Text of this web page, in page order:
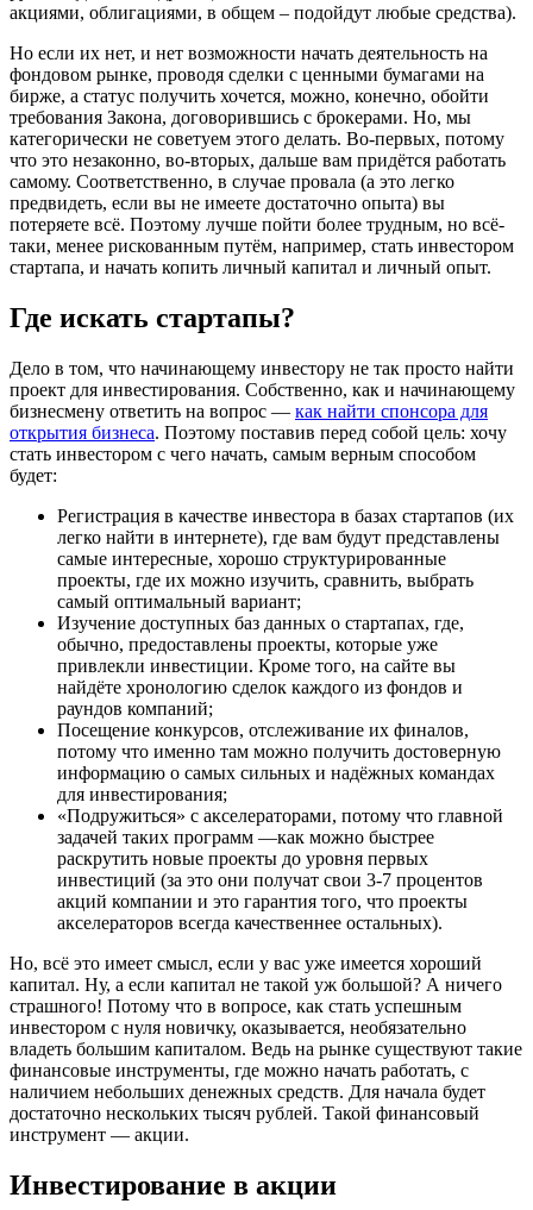
акциями, облигациями, в общем – подойдут любые средства).
Но если их нет, и нет возможности начать деятельность на
фондовом рынке, проводя сделки с ценными бумагами на
бирже, а статус получить хочется, можно, конечно, обойти
требования Закона, договорившись с брокерами. Но, мы
категорически не советуем этого делать. Во-первых, потому
что это незаконно, во-вторых, дальше вам придётся работать
самому. Соответственно, в случае провала (а это легко
предвидеть, если вы не имеете достаточно опыта) вы
потеряете всё. Поэтому лучше пойти более трудным, но всё-
таки, менее рискованным путём, например, стать инвестором
стартапа, и начать копить личный капитал и личный опыт.
Где искать стартапы?
Дело в том, что начинающему инвестору не так просто найти
проект для инвестирования. Собственно, как и начинающему
бизнесмену ответить на вопрос — как найти спонсора для
открытия бизнеса. Поэтому поставив перед собой цель: хочу
стать инвестором с чего начать, самым верным способом
будет:
Регистрация в качестве инвестора в базах стартапов (их
легко найти в интернете), где вам будут представлены
самые интересные, хорошо структурированные
проекты, где их можно изучить, сравнить, выбрать
самый оптимальный вариант;
Изучение доступных баз данных о стартапах, где,
обычно, предоставлены проекты, которые уже
привлекли инвестиции. Кроме того, на сайте вы
найдёте хронологию сделок каждого из фондов и
раундов компаний;
Посещение конкурсов, отслеживание их финалов,
потому что именно там можно получить достоверную
информацию о самых сильных и надёжных командах
для инвестирования;
«Подружиться» с акселераторами, потому что главной
задачей таких программ —как можно быстрее
раскрутить новые проекты до уровня первых
инвестиций (за это они получат свои 3-7 процентов
акций компании и это гарантия того, что проекты
акселераторов всегда качественнее остальных).
Но, всё это имеет смысл, если у вас уже имеется хороший
капитал. Ну, а если капитал не такой уж большой? А ничего
страшного! Потому что в вопросе, как стать успешным
инвестором с нуля новичку, оказывается, необязательно
владеть большим капиталом. Ведь на рынке существуют такие
финансовые инструменты, где можно начать работать, с
наличием небольших денежных средств. Для начала будет
достаточно нескольких тысяч рублей. Такой финансовый
инструмент — акции.
Инвестирование в акции